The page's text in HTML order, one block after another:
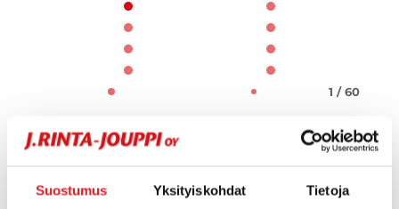
Suostumus Yksityiskohdat Tietoja
1 / 60